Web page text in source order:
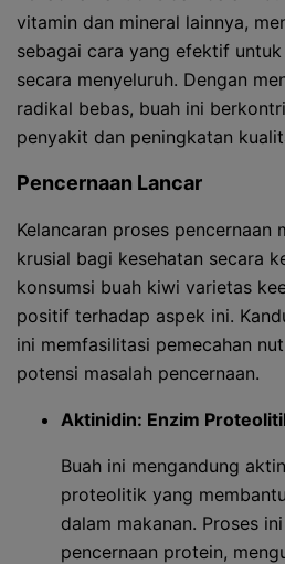
vitamin dan mineral lainnya,
sebagai cara yang efektif
secara menyeluruh. Dengan
radikal bebas, buah ini
penyakit dan peningkatan
Pencernaan Lancar
Kelancaran proses pencernaan
krusial bagi kesehatan secara
konsumsi buah kiwi varietas
positif terhadap aspek ini.
ini memfasilitasi pemecahan
potensi masalah pencernaan.
Aktinidin: Enzim
Buah ini mengandung
proteolitik yang
dalam makanan. Proses
pencernaan protein,